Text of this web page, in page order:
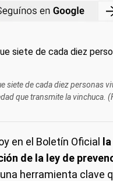
siete de cada diez personas
que transmite la vinchuca.
en el Boletín Oficial
la
de la ley de
una herramienta clave